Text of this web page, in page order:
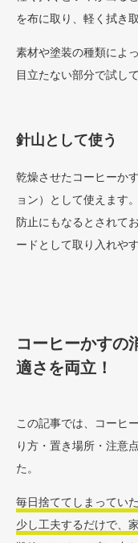
を布に取り、軽く拭き
素材や塗装の種類によ
目立たない部分で試し
針山として使う
乾燥させたコーヒーか
ョン）として使えます
防止にもなるとされて
ードとして取り入れや
コーヒーかすの
適さを両立！
この記事では、コーヒ
り方・置き場所・注意
た。
毎日捨ててしまってい
少し工夫するだけで、